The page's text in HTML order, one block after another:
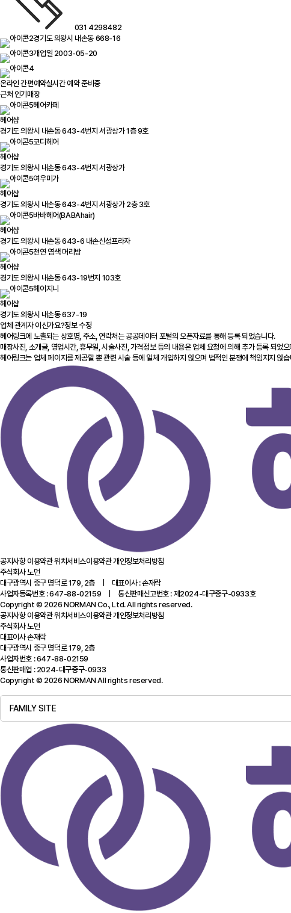
031 4298482
경기도 의왕시 내손동 668-16
개업일 2003-05-20
온라인 간편예약실시간 예약 준비중
근처 인기매장
헤어카페
헤어샵
경기도 의왕시 내손동 643-4번지 서광상가 1층 9호
코디헤어
헤어샵
경기도 의왕시 내손동 643-4번지 서광상가
여우미가
헤어샵
경기도 의왕시 내손동 643-4번지 서광상가 2층 3호
바바헤어(BABAhair)
헤어샵
경기도 의왕시 내손동 643-6 내손신성프라자
천연 염색 머리방
헤어샵
경기도 의왕시 내손동 643-19번지 103호
헤어지니
헤어샵
경기도 의왕시 내손동 637-19
업체 관계자 이신가요?정보 수정
헤어링크에 노출되는 상호명, 주소, 연락처는 공공데이터 포털의 오픈자료를 통해 등록 되었습니다.
매장사진, 소개글, 영업시간, 휴무일, 시술사진, 가격정보 등의 내용은 업체 요청에 의해 추가 등록 되었
헤어링크는 업체 페이지를 제공할 뿐 관련 시술 등에 일체 개입하지 않으며 법적인 분쟁에 책임지지 않
공지사항이용약관위치서비스이용약관개인정보처리방침
주식회사 노먼
대구광역시 중구 명덕로 179, 2층 | 대표이사 : 손재락
사업자등록번호 : 647-88-02159 | 통신판매신고번호 : 제2024-대구중구-0933호
Copyright © 2026 NORMAN Co., Ltd. All rights reserved.
공지사항이용약관위치서비스이용약관개인정보처리방침
주식회사 노먼
대표이사 손재락
대구광역시 중구 명덕로 179, 2층
사업자번호 : 647-88-02159
통신판매업 : 2024-대구중구-0933
Copyright © 2026 NORMAN All rights reserved.
FAMILY SITE